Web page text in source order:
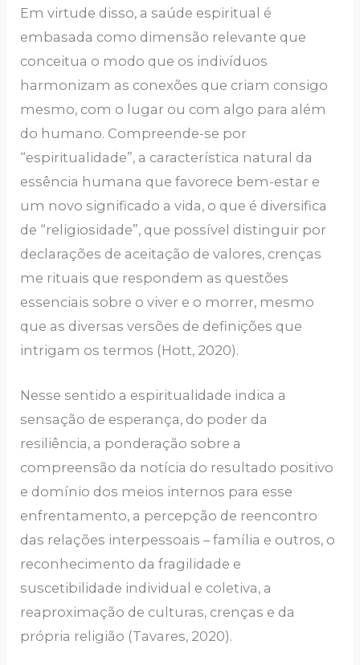
Em virtude disso, a saúde espiritual é
embasada como dimensão relevante que
conceitua o modo que os indivíduos
harmonizam as conexões que criam consigo
mesmo, com o lugar ou com algo para além
do humano. Compreende-se por
“espiritualidade”, a característica natural da
essência humana que favorece bem-estar e
um novo significado a vida, o que é diversifica
de “religiosidade”, que possível distinguir por
declarações de aceitação de valores, crenças
me rituais que respondem as questões
essenciais sobre o viver e o morrer, mesmo
que as diversas versões de definições que
intrigam os termos (Hott, 2020).
Nesse sentido a espiritualidade indica a
sensação de esperança, do poder da
resiliência, a ponderação sobre a
compreensão da notícia do resultado positivo
e domínio dos meios internos para esse
enfrentamento, a percepção de reencontro
das relações interpessoais – família e outros, o
reconhecimento da fragilidade e
suscetibilidade individual e coletiva, a
reaproximação de culturas, crenças e da
própria religião (Tavares, 2020).